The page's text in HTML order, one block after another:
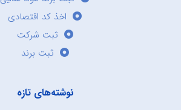
اخذ کد اقتصادی
ثبت شرکت
ثبت برند
نوشته‌های تازه